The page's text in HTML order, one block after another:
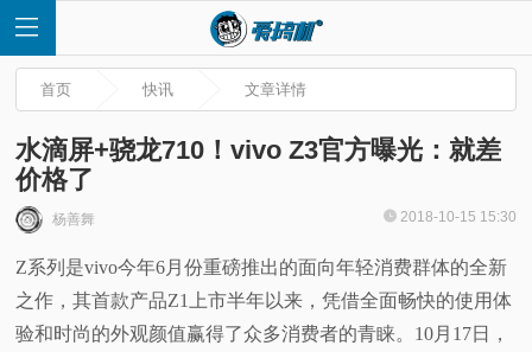
首
页
快
首页 快讯 文章详情
水滴屏+骁龙710！vivo Z3官方曝光：就差
价格了
杨善舞 2018-10-15 15:30
Z系列是vivo今年6月份重磅推出的面向年轻消费群体的全新
之作，其首款产品Z1上市半年以来，凭借全面畅快的使用体
验和时尚的外观颜值赢得了众多消费者的青睐。10月17日，